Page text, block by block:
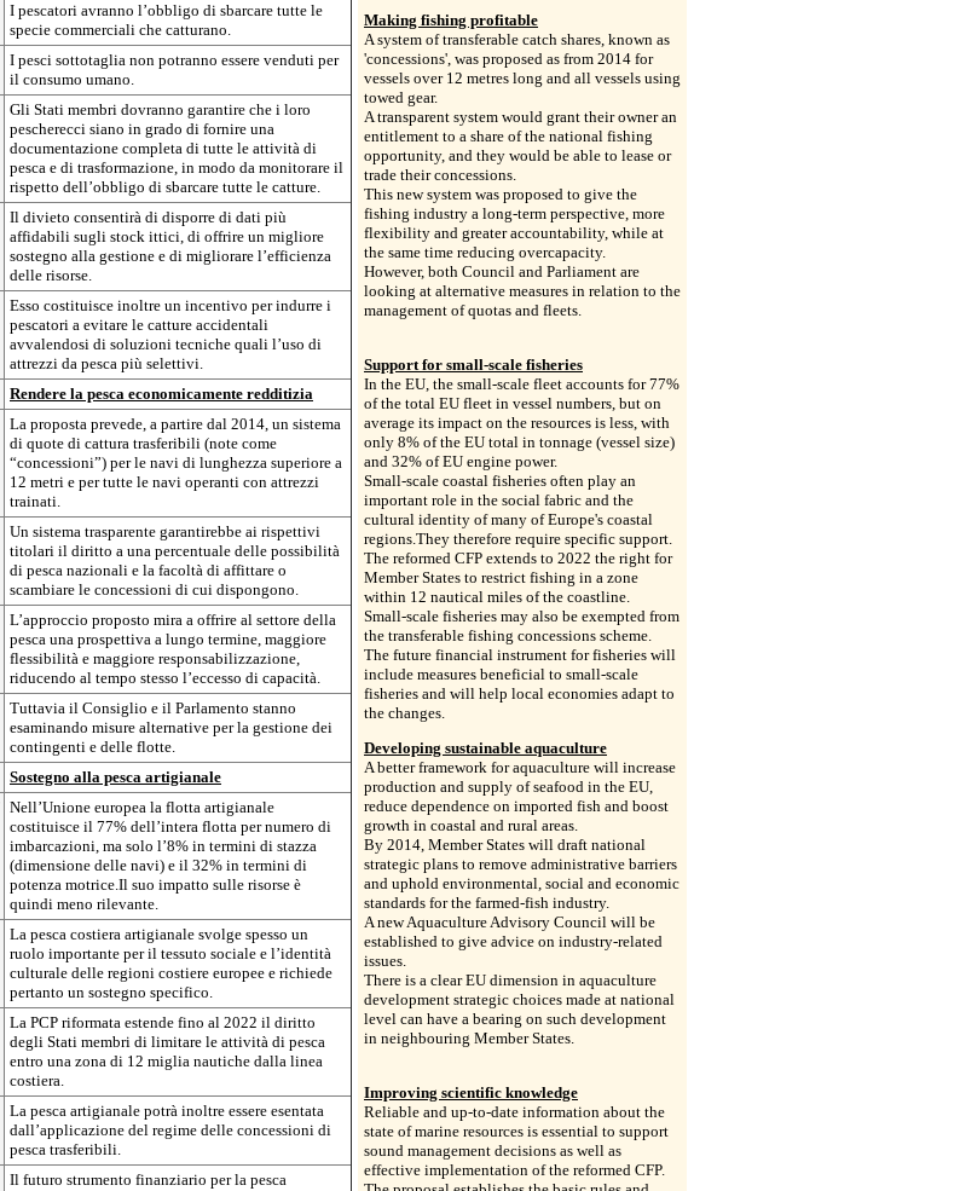
I pescatori avranno l’obbligo di sbarcare tutte le
specie commerciali che catturano.
I pesci sottotaglia non potranno essere venduti per
il consumo umano.
Gli Stati membri dovranno garantire che i loro
pescherecci siano in grado di fornire una
documentazione completa di tutte le attività di
pesca e di trasformazione, in modo da monitorare il
rispetto dell’obbligo di sbarcare tutte le catture.
Il divieto consentirà di disporre di dati più
affidabili sugli stock ittici, di offrire un migliore
sostegno alla gestione e di migliorare l’efficienza
delle risorse.
Esso costituisce inoltre un incentivo per indurre i
pescatori a evitare le catture accidentali
avvalendosi di soluzioni tecniche quali l’uso di
attrezzi da pesca più selettivi.
Rendere la pesca economicamente redditizia
La proposta prevede, a partire dal 2014, un sistema
di quote di cattura trasferibili (note come
“concessioni”) per le navi di lunghezza superiore a
12 metri e per tutte le navi operanti con attrezzi
trainati.
Un sistema trasparente garantirebbe ai rispettivi
titolari il diritto a una percentuale delle possibilità
di pesca nazionali e la facoltà di affittare o
scambiare le concessioni di cui dispongono.
L’approccio proposto mira a offrire al settore della
pesca una prospettiva a lungo termine, maggiore
flessibilità e maggiore responsabilizzazione,
riducendo al tempo stesso l’eccesso di capacità.
Tuttavia il Consiglio e il Parlamento stanno
esaminando misure alternative per la gestione dei
contingenti e delle flotte.
Sostegno alla pesca artigianale
Nell’Unione europea la flotta artigianale
costituisce il 77% dell’intera flotta per numero di
imbarcazioni, ma solo l’8% in termini di stazza
(dimensione delle navi) e il 32% in termini di
potenza motrice.Il suo impatto sulle risorse è
quindi meno rilevante.
La pesca costiera artigianale svolge spesso un
ruolo importante per il tessuto sociale e l’identità
culturale delle regioni costiere europee e richiede
pertanto un sostegno specifico.
La PCP riformata estende fino al 2022 il diritto
degli Stati membri di limitare le attività di pesca
entro una zona di 12 miglia nautiche dalla linea
costiera.
La pesca artigianale potrà inoltre essere esentata
dall’applicazione del regime delle concessioni di
pesca trasferibili.
Il futuro strumento finanziario per la pesca
Making fishing profitable
A system of transferable catch shares, known as
'concessions', was proposed as from 2014 for
vessels over 12 metres long and all vessels using
towed gear.
A transparent system would grant their owner an
entitlement to a share of the national fishing
opportunity, and they would be able to lease or
trade their concessions.
This new system was proposed to give the
fishing industry a long-term perspective, more
flexibility and greater accountability, while at
the same time reducing overcapacity.
However, both Council and Parliament are
looking at alternative measures in relation to the
management of quotas and fleets.
Support for small-scale fisheries
In the EU, the small-scale fleet accounts for 77%
of the total EU fleet in vessel numbers, but on
average its impact on the resources is less, with
only 8% of the EU total in tonnage (vessel size)
and 32% of EU engine power.
Small-scale coastal fisheries often play an
important role in the social fabric and the
cultural identity of many of Europe's coastal
regions.They therefore require specific support.
The reformed CFP extends to 2022 the right for
Member States to restrict fishing in a zone
within 12 nautical miles of the coastline.
Small-scale fisheries may also be exempted from
the transferable fishing concessions scheme.
The future financial instrument for fisheries will
include measures beneficial to small-scale
fisheries and will help local economies adapt to
the changes.
Developing sustainable aquaculture
A better framework for aquaculture will increase
production and supply of seafood in the EU,
reduce dependence on imported fish and boost
growth in coastal and rural areas.
By 2014, Member States will draft national
strategic plans to remove administrative barriers
and uphold environmental, social and economic
standards for the farmed-fish industry.
A new Aquaculture Advisory Council will be
established to give advice on industry-related
issues.
There is a clear EU dimension in aquaculture
development strategic choices made at national
level can have a bearing on such development
in neighbouring Member States.
Improving scientific knowledge
Reliable and up-to-date information about the
state of marine resources is essential to support
sound management decisions as well as
effective implementation of the reformed CFP.